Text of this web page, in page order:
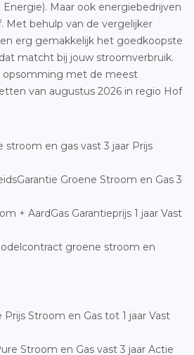
Maar ook energiebedrijven
Met behulp van de vergelijker
erg gemakkelijk het goedkoopste
matcht bij jouw stroomverbruik.
opsomming met de meest
van augustus 2026 in regio Hof
stroom en gas vast 3 jaar Prijs
Groene Stroom en Gas 3
+ AardGas Garantieprijs 1 jaar Vast
groene stroom en
Prijs Stroom en Gas tot 1 jaar Vast
Stroom en Gas vast 3 jaar Actie